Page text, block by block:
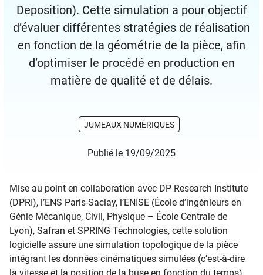
Deposition). Cette simulation a pour objectif
d’évaluer différentes stratégies de réalisation
en fonction de la géométrie de la pièce, afin
d’optimiser le procédé en production en
matière de qualité et de délais.
JUMEAUX NUMÉRIQUES
Publié le 19/09/2025
Mise au point en collaboration avec DP Research Institute
(DPRI), l’ENS Paris-Saclay, l’ENISE (École d’ingénieurs en
Génie Mécanique, Civil, Physique – École Centrale de
Lyon), Safran et SPRING Technologies, cette solution
logicielle assure une simulation topologique de la pièce
intégrant les données cinématiques simulées (c’est-à-dire